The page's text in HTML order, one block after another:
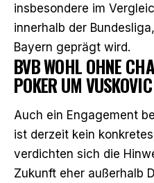
insbesondere im
innerhalb der
Bayern geprägt wird.
BVB WOHL OHNE
POKER UM VUSKOVIC
Auch ein Engagement
ist derzeit kein
verdichten sich die
Zukunft eher außerhalb